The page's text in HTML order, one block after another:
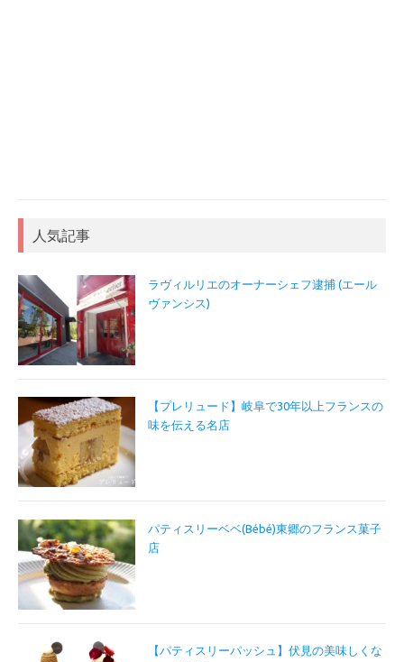
人気記事
ラヴィルリエのオーナーシェフ逮捕 (エール
ヴァンシス)
【プレリュード】岐阜で30年以上フランスの
味を伝える名店
パティスリーベベ(Bébé)東郷のフランス菓子
店
【パティスリーパッシュ】伏見の美味しくな